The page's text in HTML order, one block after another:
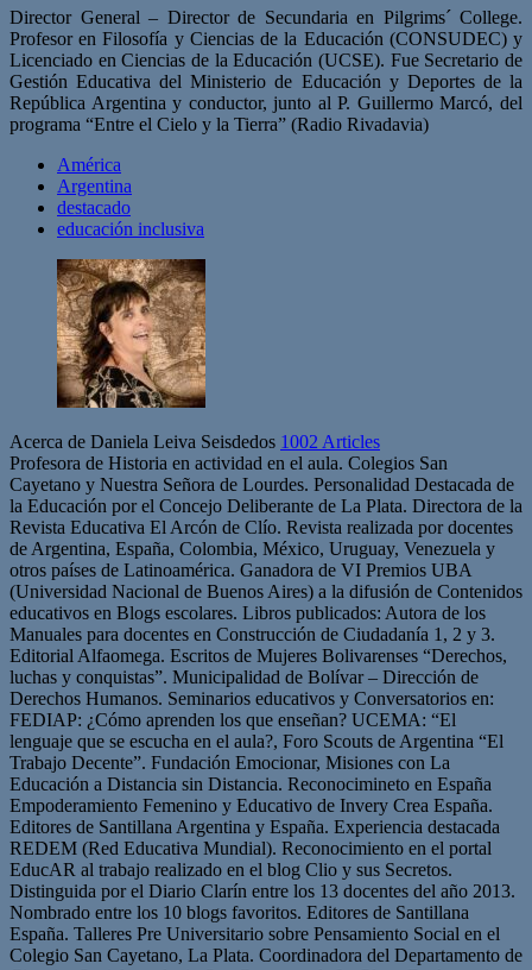
Director General – Director de Secundaria en Pilgrims´ College.
Profesor en Filosofía y Ciencias de la Educación (CONSUDEC) y
Licenciado en Ciencias de la Educación (UCSE). Fue Secretario de
Gestión Educativa del Ministerio de Educación y Deportes de la
República Argentina y conductor, junto al P. Guillermo Marcó, del
programa “Entre el Cielo y la Tierra” (Radio Rivadavia)
América
Argentina
destacado
educación inclusiva
Acerca de Daniela Leiva Seisdedos 1002 Articles
Profesora de Historia en actividad en el aula. Colegios San
Cayetano y Nuestra Señora de Lourdes. Personalidad Destacada de
la Educación por el Concejo Deliberante de La Plata. Directora de la
Revista Educativa El Arcón de Clío. Revista realizada por docentes
de Argentina, España, Colombia, México, Uruguay, Venezuela y
otros países de Latinoamérica. Ganadora de VI Premios UBA
(Universidad Nacional de Buenos Aires) a la difusión de Contenidos
educativos en Blogs escolares. Libros publicados: Autora de los
Manuales para docentes en Construcción de Ciudadanía 1, 2 y 3.
Editorial Alfaomega. Escritos de Mujeres Bolivarenses “Derechos,
luchas y conquistas”. Municipalidad de Bolívar – Dirección de
Derechos Humanos. Seminarios educativos y Conversatorios en:
FEDIAP: ¿Cómo aprenden los que enseñan? UCEMA: “El
lenguaje que se escucha en el aula?, Foro Scouts de Argentina “El
Trabajo Decente”. Fundación Emocionar, Misiones con La
Educación a Distancia sin Distancia. Reconocimineto en España
Empoderamiento Femenino y Educativo de Invery Crea España.
Editores de Santillana Argentina y España. Experiencia destacada
REDEM (Red Educativa Mundial). Reconocimiento en el portal
EducAR al trabajo realizado en el blog Clio y sus Secretos.
Distinguida por el Diario Clarín entre los 13 docentes del año 2013.
Nombrado entre los 10 blogs favoritos. Editores de Santillana
España. Talleres Pre Universitario sobre Pensamiento Social en el
Colegio San Cayetano, La Plata. Coordinadora del Departamento de